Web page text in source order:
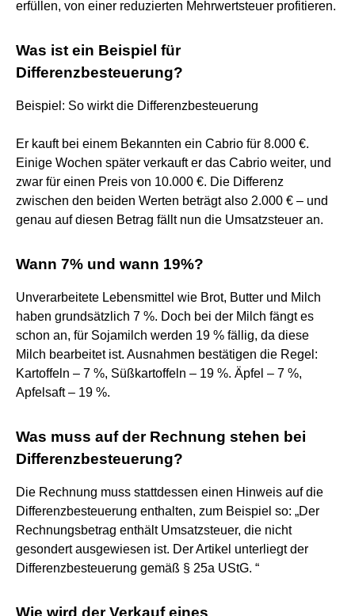
erfüllen, von einer reduzierten Mehrwertsteuer profitieren.
Was ist ein Beispiel für
Differenzbesteuerung?
Beispiel: So wirkt die Differenzbesteuerung
Er kauft bei einem Bekannten ein Cabrio für 8.000 €.
Einige Wochen später verkauft er das Cabrio weiter, und
zwar für einen Preis von 10.000 €. Die Differenz
zwischen den beiden Werten beträgt also 2.000 € – und
genau auf diesen Betrag fällt nun die Umsatzsteuer an.
Wann 7% und wann 19%?
Unverarbeitete Lebensmittel wie Brot, Butter und Milch
haben grundsätzlich 7 %. Doch bei der Milch fängt es
schon an, für Sojamilch werden 19 % fällig, da diese
Milch bearbeitet ist. Ausnahmen bestätigen die Regel:
Kartoffeln – 7 %, Süßkartoffeln – 19 %. Äpfel – 7 %,
Apfelsaft – 19 %.
Was muss auf der Rechnung stehen bei
Differenzbesteuerung?
Die Rechnung muss stattdessen einen Hinweis auf die
Differenzbesteuerung enthalten, zum Beispiel so: „Der
Rechnungsbetrag enthält Umsatzsteuer, die nicht
gesondert ausgewiesen ist. Der Artikel unterliegt der
Differenzbesteuerung gemäß § 25a UStG. “
Wie wird der Verkauf eines